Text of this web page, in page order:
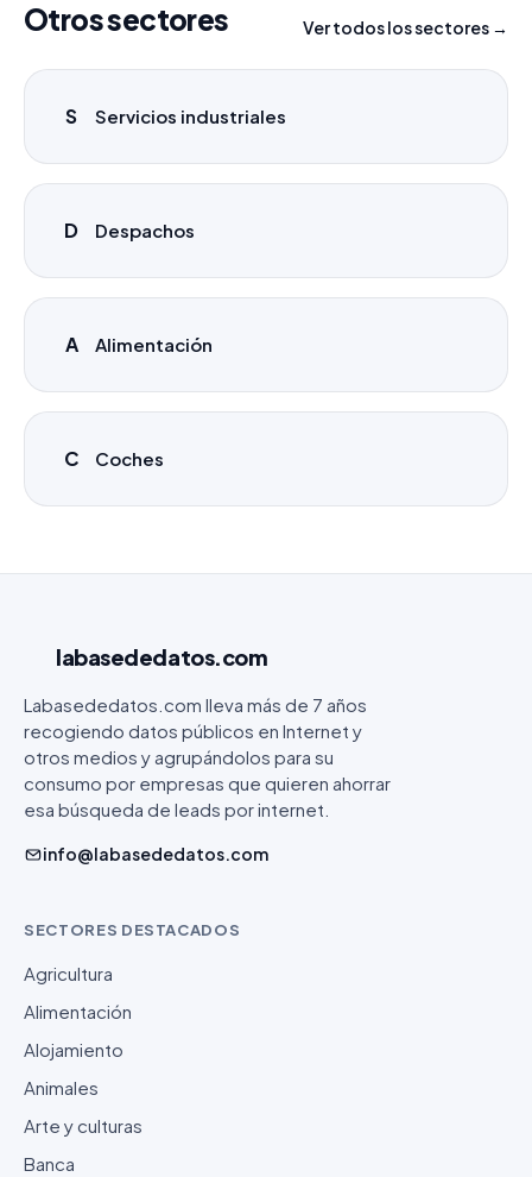
Otros sectores Ver todos los sectores →
S Servicios industriales
D Despachos
A Alimentación
C Coches
labasededatos.com
Labasededatos.com lleva más de 7 años
recogiendo datos públicos en Internet y
otros medios y agrupándolos para su
consumo por empresas que quieren ahorrar
esa búsqueda de leads por internet.
info@labasededatos.com
SECTORES DESTACADOS
Agricultura
Alimentación
Alojamiento
Animales
Arte y culturas
Banca